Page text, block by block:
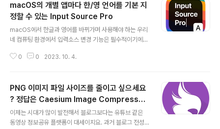
인 기능이라고 볼 수 있습니다. 이번 포스트에서는 menu
bar를 대치하여 상태정보를 표시할 수 있는 두 종의 앱을
소개하고자 합니다. 엄밀히 말하면, menu bar를 대치한
다기 보단, menu bar는 숨겨 놓고 그 위치에 status bar
ng Window Manager인 yabai..
macOS의 개별 앱마다 한/영 언어를 기본 지
정할 수 있는 Input Source Pro
macOS에서 한글과 영어를 바뀌가며 사용해야 하는 우리
네 컴퓨팅 환경에서 입력소스 변경 기능은 필수적이기에
전환하는 것이 macOS의 기본인데, windows를 사용하
방법을 사용하지요. 이번 포스트에서 소개해 드리는 Input
Source Pro 앱은 한/영 전환과 관련된 환경과 번거로움
을 조금은 덜 수 있는 무료 앱입니다. 이 앱의 가장 큰 강점
은 현재 활성화된 앱마다 기본 언어를 직접 설정할 수 있다
0 0 2023. 10. 4.
PNG 이미지 파일 사이즈를 줄이고 싶으세요
? 정답은 Caesium Image Compressor
(무료)
이제는 시대가 많이 발전해서 블로그보다는 유튜브 같은
동영상 정보공유 플랫폼이 대세이지요. 과거 블로그 전성